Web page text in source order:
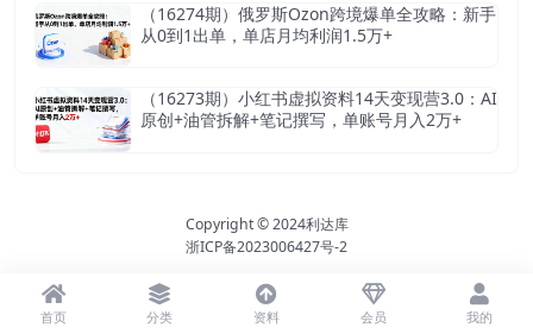
（16274期）俄罗斯Ozon跨境爆单全攻略：新手
从0到1出单，单店月均利润1.5万+
（16273期）小红书虚拟资料14天变现营3.0：AI
原创+油管拆解+笔记撰写，单账号月入2万+
Copyright © 2024利达库
浙ICP备2023006427号-2
首页 分类 资料 会员 我的